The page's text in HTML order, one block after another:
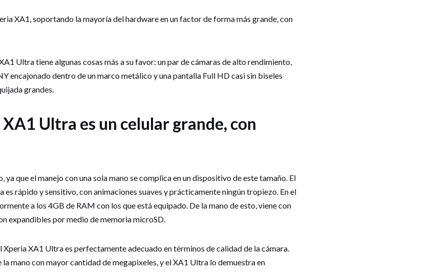
XA1, soportando la mayoría del hardware en un factor de forma más grande, con
Ultra tiene algunas cosas más a su favor: un par de cámaras de alto rendimiento,
encajonado dentro de un marco metálico y una pantalla Full HD casi sin biseles
grandes.
Ultra es un celular grande, con
ya que el manejo con una sola mano se complica en un dispositivo de este tamaño. El
es rápido y sensitivo, con animaciones suaves y prácticamente ningún tropiezo. En el
a los 4GB de RAM con los que está equipado. De la mano de esto, viene con
expandibles por medio de memoria microSD.
Xperia XA1 Ultra es perfectamente adecuado en términos de calidad de la cámara.
la mano con mayor cantidad de megapixeles, y el XA1 Ultra lo demuestra en